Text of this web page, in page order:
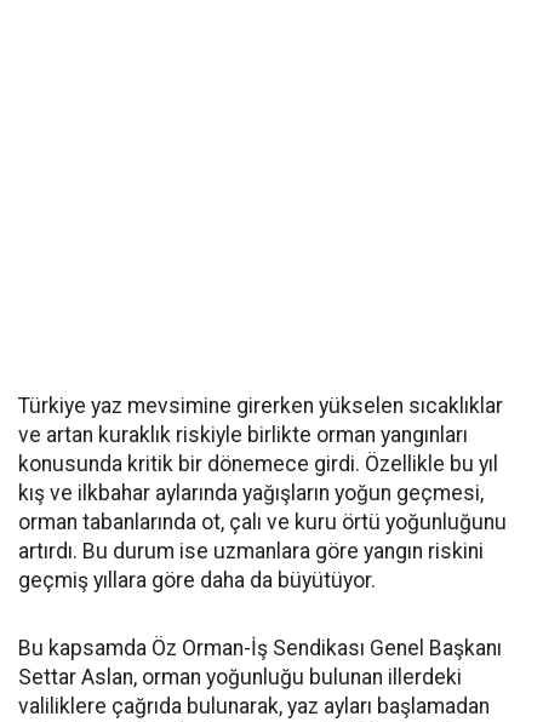
Türkiye yaz mevsimine girerken yükselen sıcaklıklar
ve artan kuraklık riskiyle birlikte orman yangınları
konusunda kritik bir dönemece girdi. Özellikle bu yıl
kış ve ilkbahar aylarında yağışların yoğun geçmesi,
orman tabanlarında ot, çalı ve kuru örtü yoğunluğunu
artırdı. Bu durum ise uzmanlara göre yangın riskini
geçmiş yıllara göre daha da büyütüyor.
Bu kapsamda Öz Orman-İş Sendikası Genel Başkanı
Settar Aslan, orman yoğunluğu bulunan illerdeki
valiliklere çağrıda bulunarak, yaz ayları başlamadan